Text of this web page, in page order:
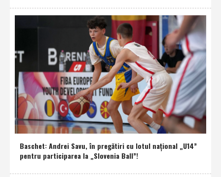
Baschet: Andrei Savu, în pregătiri cu lotul naţional „U14”
pentru participarea la „Slovenia Ball”!